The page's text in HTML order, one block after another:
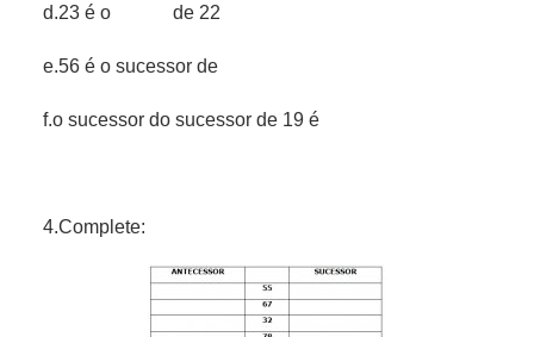
d.23 é o de 22
e.56 é o sucessor de
f.o sucessor do sucessor de 19 é
4.Complete: